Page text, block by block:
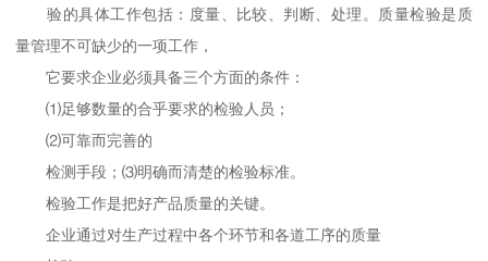
验的具体工作包括：度量、比较、判断、处理。质量检验是质
量管理不可缺少的一项工作，
它要求企业必须具备三个方面的条件：
⑴足够数量的合乎要求的检验人员；
⑵可靠而完善的
检测手段；⑶明确而清楚的检验标准。
检验工作是把好产品质量的关键。
企业通过对生产过程中各个环节和各道工序的质量